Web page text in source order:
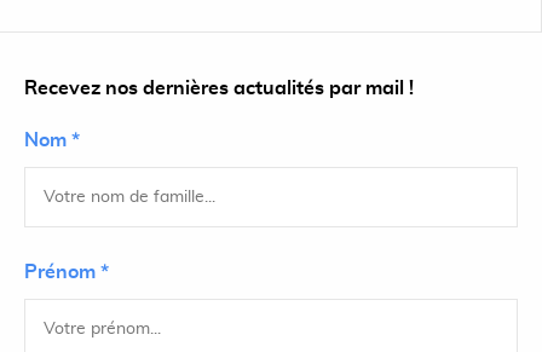
Recevez nos dernières actualités par mail !
Nom *
Prénom *